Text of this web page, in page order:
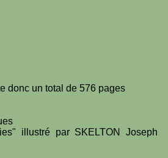
donc un total de 576 pages
illustré par SKELTON Joseph